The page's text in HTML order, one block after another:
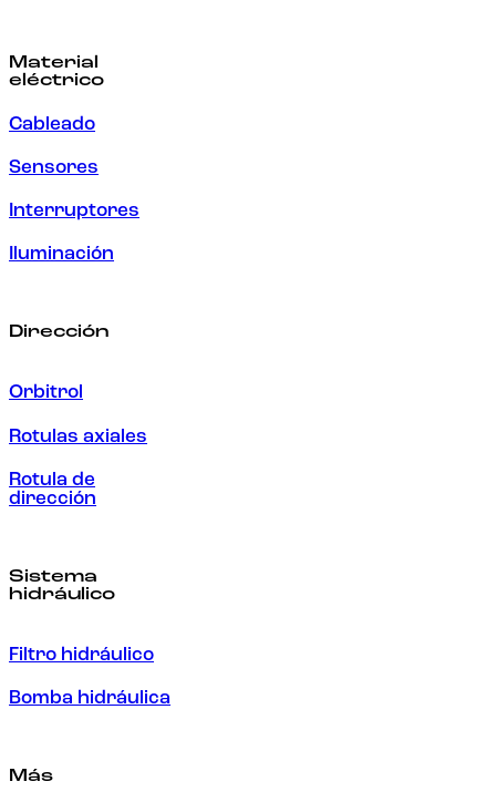
Material
eléctrico
Cableado
Sensores
Interruptores
Iluminación
Dirección
Orbitrol
Rotulas axiales
Rotula de
dirección
Sistema
hidráulico
Filtro hidráulico
Bomba hidráulica
Más